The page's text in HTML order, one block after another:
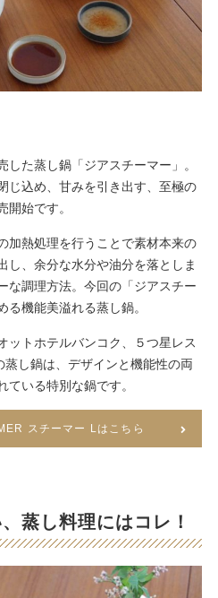
た蒸し鍋「ジアスチーマー」。
じ込め、甘みを引き出す、至極の
開始です。
加熱処理を行うことで素材本来の
し、余分な水分や油分を落としま
な調理方法。今回の「ジアスチー
機能美溢れる蒸し鍋。
ットホテルバンコク、５つ星レス
蒸し鍋は、デザインと機能性の両
いる特別な鍋です。
スチーマー Lはこちら
蒸し料理にはコレ！